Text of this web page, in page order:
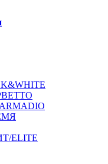
ELITE